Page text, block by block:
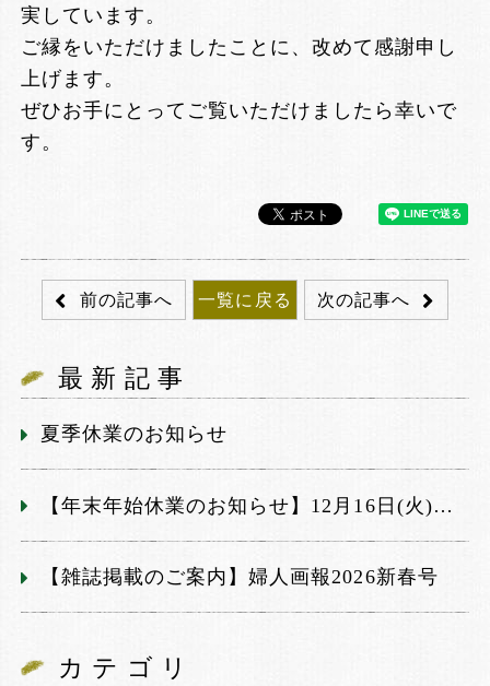
実しています。
ご縁をいただけましたことに、改めて感謝申し
上げます。
ぜひお手にとってご覧いただけましたら幸いで
す。
前の記事へ 一覧に戻る 次の記事へ
最新記事
夏季休業のお知らせ
【年末年始休業のお知らせ】12月16日(火)～1月3日(土)
【雑誌掲載のご案内】婦人画報2026新春号
カテゴリ